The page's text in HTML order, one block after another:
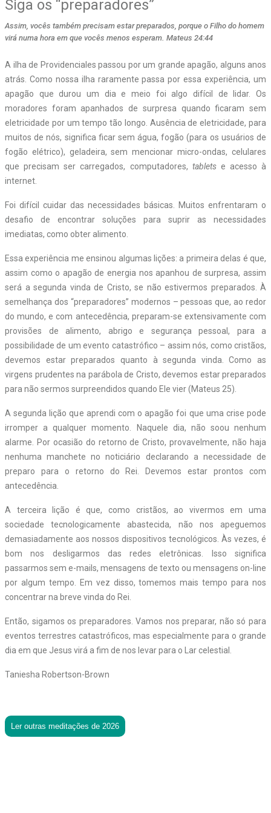
Siga os “preparadores”
Assim, vocês também precisam estar preparados, porque o Filho do homem
virá numa hora em que vocês menos esperam. Mateus 24:44
A ilha de Providenciales passou por um grande apagão, alguns anos
atrás. Como nossa ilha raramente passa por essa experiência, um
apagão que durou um dia e meio foi algo difícil de lidar. Os
moradores foram apanhados de surpresa quando ficaram sem
eletricidade por um tempo tão longo. Ausência de eletricidade, para
muitos de nós, significa ficar sem água, fogão (para os usuários de
fogão elétrico), geladeira, sem mencionar micro-ondas, celulares
que precisam ser carregados, computadores, tablets e acesso à
internet.
Foi difícil cuidar das necessidades básicas. Muitos enfrentaram o
desafio de encontrar soluções para suprir as necessidades
imediatas, como obter alimento.
Essa experiência me ensinou algumas lições: a primeira delas é que,
assim como o apagão de energia nos apanhou de surpresa, assim
será a segunda vinda de Cristo, se não estivermos preparados. À
semelhança dos “preparadores” modernos – pessoas que, ao redor
do mundo, e com antecedência, preparam-se extensivamente com
provisões de alimento, abrigo e segurança pessoal, para a
possibilidade de um evento catastrófico – assim nós, como cristãos,
devemos estar preparados quanto à segunda vinda. Como as
virgens prudentes na parábola de Cristo, devemos estar preparados
para não sermos surpreendidos quando Ele vier (Mateus 25).
A segunda lição que aprendi com o apagão foi que uma crise pode
irromper a qualquer momento. Naquele dia, não soou nenhum
alarme. Por ocasião do retorno de Cristo, provavelmente, não haja
nenhuma manchete no noticiário declarando a necessidade de
preparo para o retorno do Rei. Devemos estar prontos com
antecedência.
A terceira lição é que, como cristãos, ao vivermos em uma
sociedade tecnologicamente abastecida, não nos apeguemos
demasiadamente aos nossos dispositivos tecnológicos. Às vezes, é
bom nos desligarmos das redes eletrônicas. Isso significa
passarmos sem e-mails, mensagens de texto ou mensagens on-line
por algum tempo. Em vez disso, tomemos mais tempo para nos
concentrar na breve vinda do Rei.
Então, sigamos os preparadores. Vamos nos preparar, não só para
eventos terrestres catastróficos, mas especialmente para o grande
dia em que Jesus virá a fim de nos levar para o Lar celestial.
Taniesha Robertson-Brown
Ler outras meditações de 2026